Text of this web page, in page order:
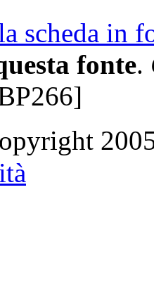
scheda in
fonte.